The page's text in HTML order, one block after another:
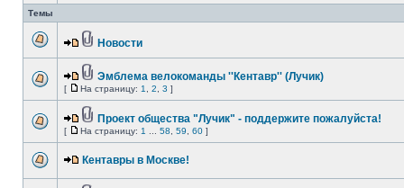
Темы
Новости
Эмблема велокоманды ''Кентавр'' (Лучик)
[ На страницу: 1 2 3 ]
Проект общества "Лучик" - поддержите пожалуйста!
[ На страницу: 1 58 59 60 ]
Кентавры в Москве!